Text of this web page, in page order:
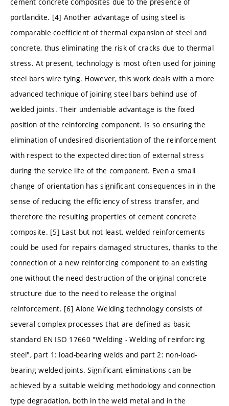
portlandite. [4] Another advantage of using steel is
comparable coefficient of thermal expansion of steel and
concrete, thus eliminating the risk of cracks due to thermal
stress. At present, technology is most often used for joining
steel bars wire tying. However, this work deals with a more
advanced technique of joining steel bars behind use of
welded joints. Their undeniable advantage is the fixed
position of the reinforcing component. Is so ensuring the
elimination of undesired disorientation of the reinforcement
with respect to the expected direction of external stress
during the service life of the component. Even a small
change of orientation has significant consequences in in the
sense of reducing the efficiency of stress transfer, and
therefore the resulting properties of cement concrete
composite. [5] Last but not least, welded reinforcements
could be used for repairs damaged structures, thanks to the
connection of a new reinforcing component to an existing
one without the need destruction of the original concrete
structure due to the need to release the original
reinforcement. [6] Alone Welding technology consists of
several complex processes that are defined as basic
standard EN ISO 17660 "Welding - Welding of reinforcing
steel", part 1: load-bearing welds and part 2: non-load-
bearing welded joints. Significant eliminations can be
achieved by a suitable welding methodology and connection
type degradation, both in the weld metal and in the